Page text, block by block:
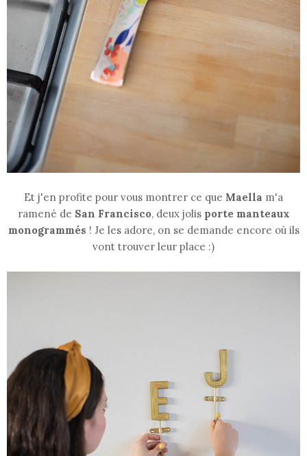
Et j'en profite pour vous montrer ce que Maella m'a
ramené de San Francisco, deux jolis porte manteaux
monogrammés ! Je les adore, on se demande encore où ils
vont trouver leur place :)